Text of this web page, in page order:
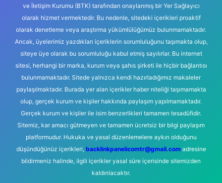
ve İletişim Kurumu (BTK) tarafından onaylanmış bir Yer Sağlayıcı
olarak hizmet vermektedir. Bu nedenle, sitedeki içerikleri proaktif
olarak denetleme veya araştırma yükümlülüğümüz bulunmamaktadır.
Ancak, üyelerimiz yazdıkları içeriklerin sorumluluğunu taşımakta olup,
siteye üye olarak bu sorumluluğu kabul etmiş sayılırlar. Bu internet
sitesi, herhangi bir marka, kurum veya şahıs şirketi ile hiçbir bağlantısı
bulunmamaktadır. Sitede yalnızca kendi hazırladığımız makaleler
paylaşılmaktadır. Burada yer alan içerikler haber niteliği taşımamakta
olup, gerçek kurum ve kişiler hakkında paylaşım yapılmamaktadır.
Gerçek kurum ve kişiler ile isim benzerlikleri tamamen tesadüfidir.
Sitemiz, kar amacı gütmeyen ve tamamen ücretsiz bir bilgi paylaşım
platformudur. Hukuka ve yasal düzenlemelere aykırı olduğunu
düşündüğünüz içerikleri, backlinkpanelicomtr@gmail.comadresine
bildirmeniz halinde, ilgili içerikler yasal süre içerisinde sitemizden
kaldırılacaktır.